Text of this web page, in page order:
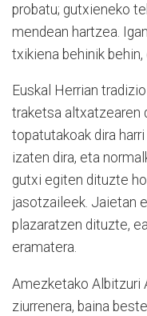
probatu; gutxieneko
mendean hartzea.
txikiena behinik behin,
Euskal Herrian
traketsa altxatzearen
topatutakoak dira
izaten dira, eta
gutxi egiten dituzte
jasotzaileek. Jaietan
plazaratzen dituzte,
eramatera.
Amezketako Albitzuri
ziurrenera, baina